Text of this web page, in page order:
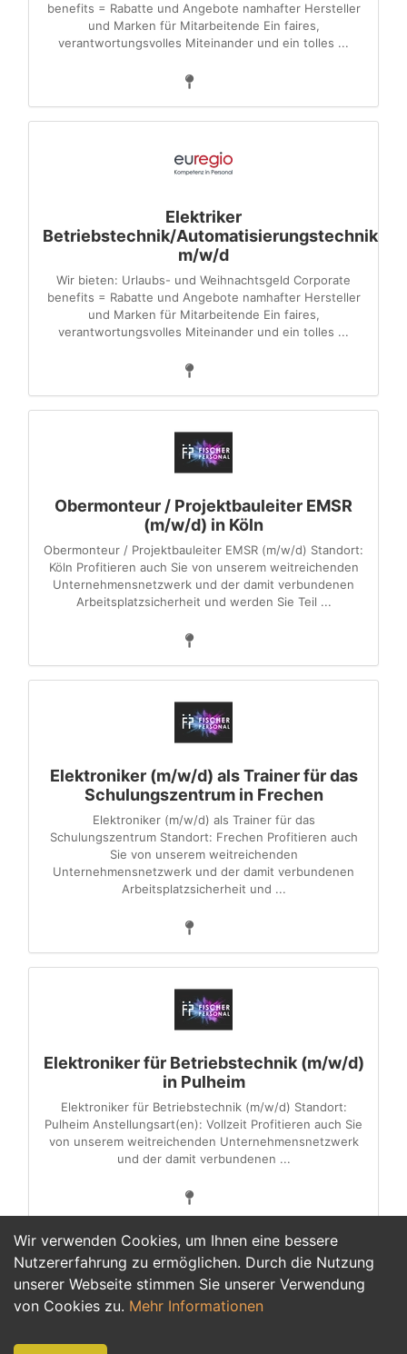
Wir verwenden Cookies, um Ihnen eine bessere
Nutzererfahrung zu ermöglichen. Durch die Nutzung
unserer Webseite stimmen Sie unserer Verwendung
von Cookies zu. Mehr Informationen
benefits = Rabatte und Angebote namhafter Hersteller
und Marken für Mitarbeitende Ein faires,
verantwortungsvolles Miteinander und ein tolles ...
Elektriker
Betriebstechnik/Automatisierungstechnik
m/w/d
Wir bieten: Urlaubs- und Weihnachtsgeld Corporate
benefits = Rabatte und Angebote namhafter Hersteller
und Marken für Mitarbeitende Ein faires,
verantwortungsvolles Miteinander und ein tolles ...
Obermonteur / Projektbauleiter EMSR
(m/w/d) in Köln
Obermonteur / Projektbauleiter EMSR (m/w/d) Standort:
Köln Profitieren auch Sie von unserem weitreichenden
Unternehmensnetzwerk und der damit verbundenen
Arbeitsplatzsicherheit und werden Sie Teil ...
Elektroniker (m/w/d) als Trainer für das
Schulungszentrum in Frechen
Elektroniker (m/w/d) als Trainer für das
Schulungszentrum Standort: Frechen Profitieren auch
Sie von unserem weitreichenden
Unternehmensnetzwerk und der damit verbundenen
Arbeitsplatzsicherheit und ...
Elektroniker für Betriebstechnik (m/w/d)
in Pulheim
Elektroniker für Betriebstechnik (m/w/d) Standort:
Pulheim Anstellungsart(en): Vollzeit Profitieren auch Sie
von unserem weitreichenden Unternehmensnetzwerk
und der damit verbundenen ...
1